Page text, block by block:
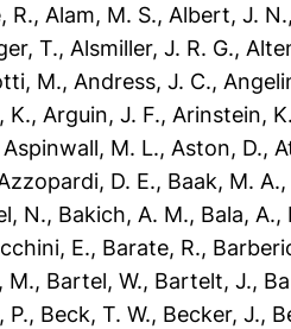
R., Alam, M. S., Albert, J. N.
T., Alsmiller, J. R. G.,
M., Andress, J. C.,
K., Arguin, J. F., Arinstein,
Aspinwall, M. L., Aston, D.,
D. E., Baak, M. A.,
N., Bakich, A. M., Bala, A.,
E., Barate, R.,
M., Bartel, W., Bartelt, J.,
P., Beck, T. W., Becker, J.,